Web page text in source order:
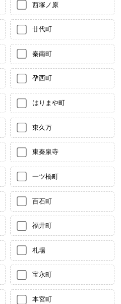
西塚ノ原
廿代町
秦南町
孕西町
はりまや町
東久万
東秦泉寺
一ツ橋町
百石町
福井町
札場
宝永町
本宮町